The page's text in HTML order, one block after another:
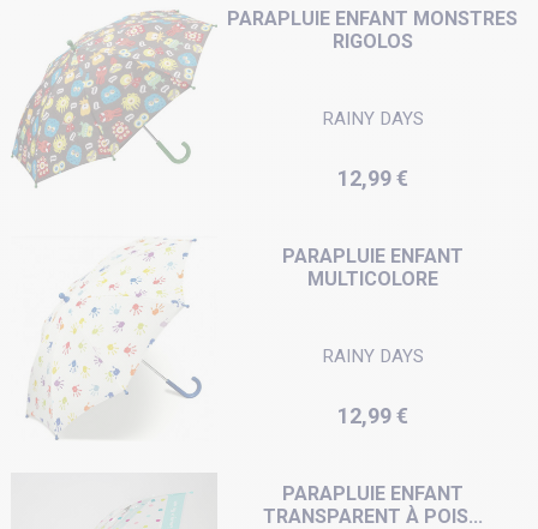
PARAPLUIE ENFANT MONSTRES
RIGOLOS
RAINY DAYS
Prix
12,99 €
PARAPLUIE ENFANT
MULTICOLORE
RAINY DAYS
Prix
12,99 €
PARAPLUIE ENFANT
TRANSPARENT À POIS...